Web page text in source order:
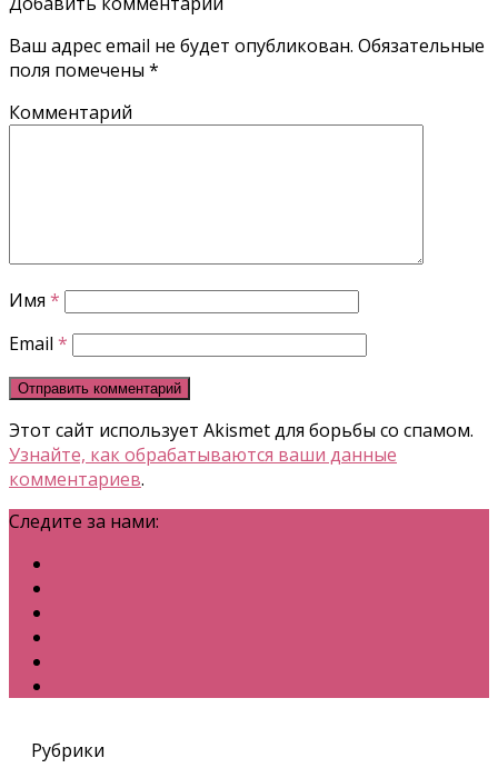
Ваш адрес email не будет опубликован. Обязательные
поля помечены *
Комментарий
Имя *
Email *
Этот сайт использует Akismet для борьбы со спамом.
Узнайте, как обрабатываются ваши данные
комментариев.
Следите за нами:
Рубрики